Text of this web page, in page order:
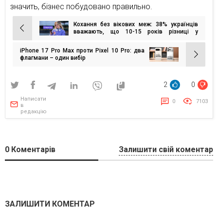
значить, бізнес побудовано правильно.
Навігація
записів
Кохання без вікових меж: 38% українців
вважають, що 10-15 років різниці у
iPhone 17 Pro Max проти Pixel 10 Pro: два
флагмани – один вибір
2 0
Написати
в
редакцію
0 7103
0 Коментарів Залишити свій коментар
ЗАЛИШИТИ КОМЕНТАР